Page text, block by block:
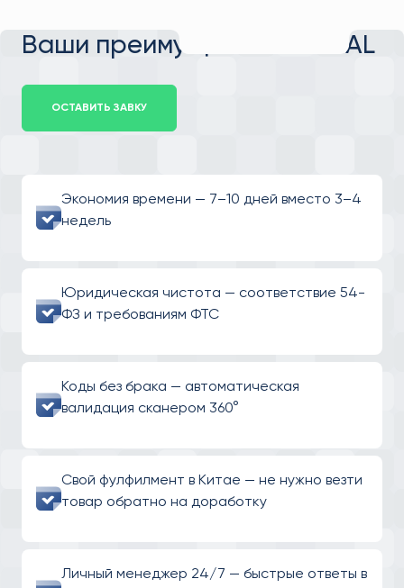
Ваши преимущества с INSAL
ОСТАВИТЬ ЗАВКУ
Экономия времени — 7–10 дней вместо 3–4
недель
Юридическая чистота — соответствие 54-
ФЗ и требованиям ФТС
Коды без брака — автоматическая
валидация сканером 360°
Свой фулфилмент в Китае — не нужно везти
товар обратно на доработку
Личный менеджер 24/7 — быстрые ответы в